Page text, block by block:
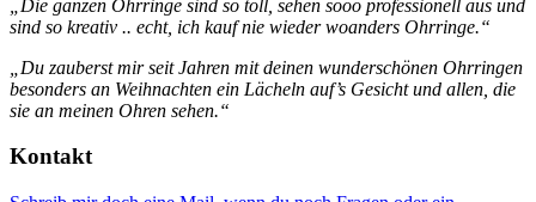
„Die ganzen Ohrringe sind so toll, sehen sooo professionell aus und
sind so kreativ .. echt, ich kauf nie wieder woanders Ohrringe.“
„Du zauberst mir seit Jahren mit deinen wunderschönen Ohrringen
besonders an Weihnachten ein Lächeln auf’s Gesicht und allen, die
sie an meinen Ohren sehen.“
Kontakt